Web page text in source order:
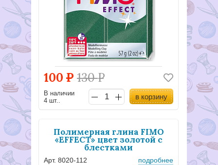
100 Р 130Р
В наличии
4 шт..
в корзину
Полимерная глина FIMO
«EFFECT» цвет золотой с
блестками
Арт. 8020-112 подробнее